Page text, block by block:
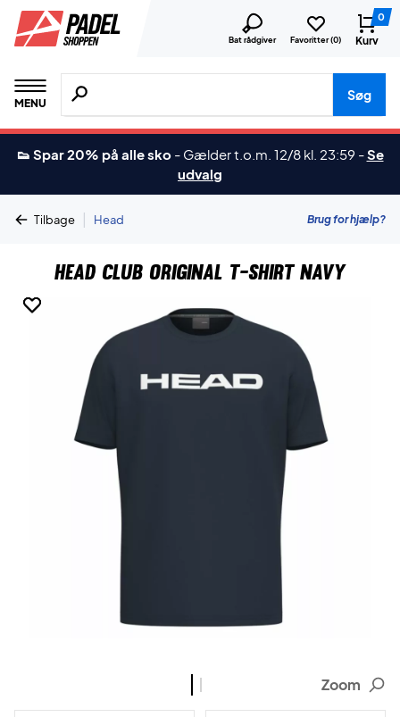
Bat rådgiver Favoritter (0)
0
Kurv
MENU
Søg efter produkter, mærker etc.
Søg
👟 Spar 20% på alle sko - Gælder t.o.m. 12/8 kl. 23:59 -Se
udvalg
Tilbage | Head Brug for hjælp?
Head Club Original T-shirt Navy
Zoom